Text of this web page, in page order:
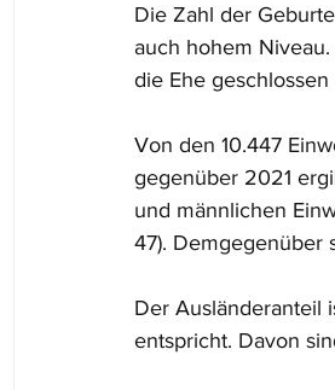
Die Zahl der
auch hohem Niveau.
die Ehe
Von den 10.447
gegenüber 2021
und männlichen
47). Demgegenüber
Der Ausländeranteil
entspricht. Davon